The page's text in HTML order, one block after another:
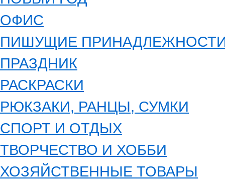
ОФИС
ПИШУЩИЕ
ПРАЗДНИК
РАСКРАСКИ
РЮКЗАКИ, РАНЦЫ, СУМКИ
СПОРТ И ОТДЫХ
ТВОРЧЕСТВО И ХОББИ
ХОЗЯЙСТВЕННЫЕ ТОВАРЫ